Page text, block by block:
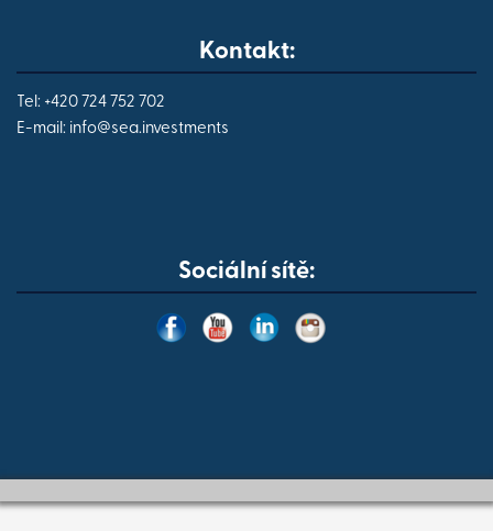
Kontakt:
Tel: +420 724 752 702
E-mail: info@sea.investments
Sociální sítě: